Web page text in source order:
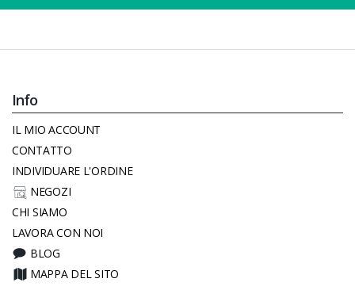
Info
IL MIO ACCOUNT
CONTATTO
INDIVIDUARE L'ORDINE
NEGOZI
CHI SIAMO
LAVORA CON NOI
BLOG
MAPPA DEL SITO